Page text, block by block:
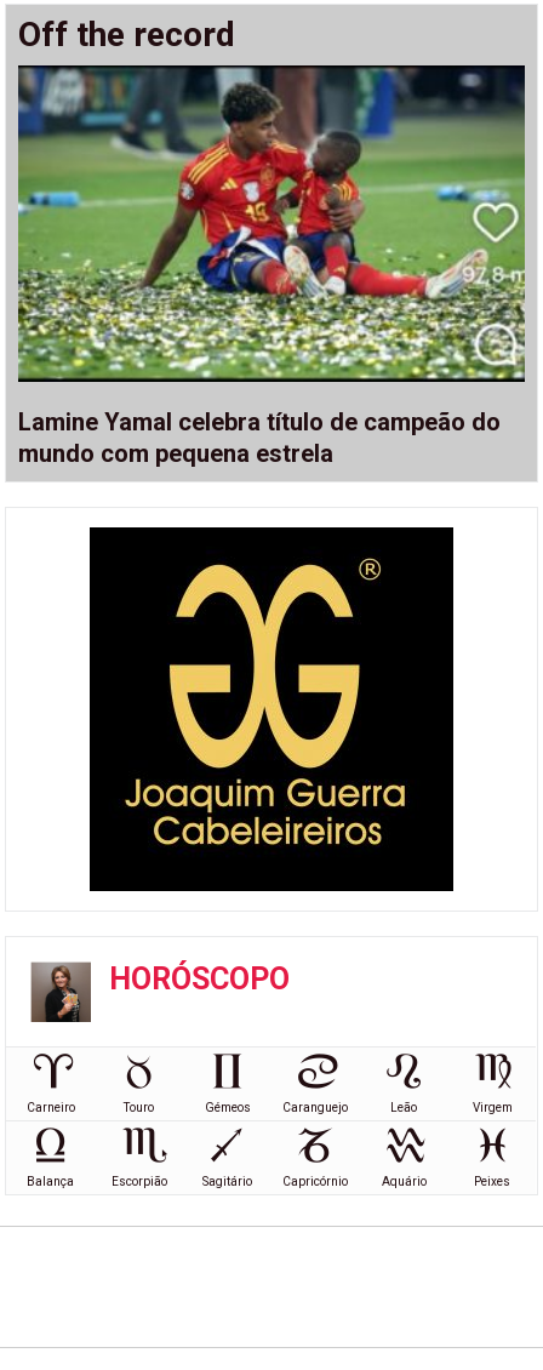
Off the record
Lamine Yamal celebra título de campeão do
mundo com pequena estrela
HORÓSCOPO
Carneiro Touro Gémeos Caranguejo Leão Virgem
Balança Escorpião Sagitário Capricórnio Aquário Peixes